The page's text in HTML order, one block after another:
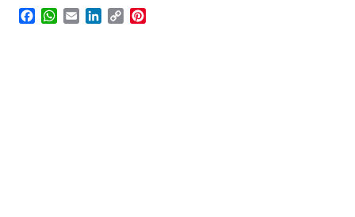
Facebook
WhatsApp
EmailLinkedIn
Copy